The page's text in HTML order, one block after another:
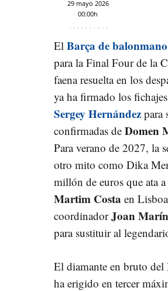
29 mayo 2026
00:00h
El Barça de balonmano
para la Final Four de la
faena resuelta en los
ya ha firmado los
Sergey Hernández para
confirmadas de Domen
Para verano de 2027, la
otro mito como Dika
millón de euros que ata
Martim Costa en
coordinadorJoan Marín
para sustituir al
El diamante en bruto del
ha erigido en tercer